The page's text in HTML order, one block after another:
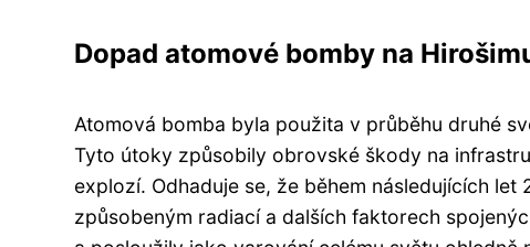
Dopad atomové bomby na
Atomová bomba byla použita v průběhu druhé
Tyto útoky způsobily obrovské škody na
explozí. Odhaduje se, že během následujících
způsobeným radiací a dalších faktorech